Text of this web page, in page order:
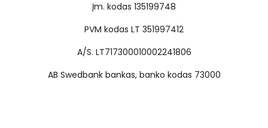
Įm. kodas 135199748
PVM kodas LT 351997412
A/S. LT717300010002241806
AB Swedbank bankas, banko kodas 73000